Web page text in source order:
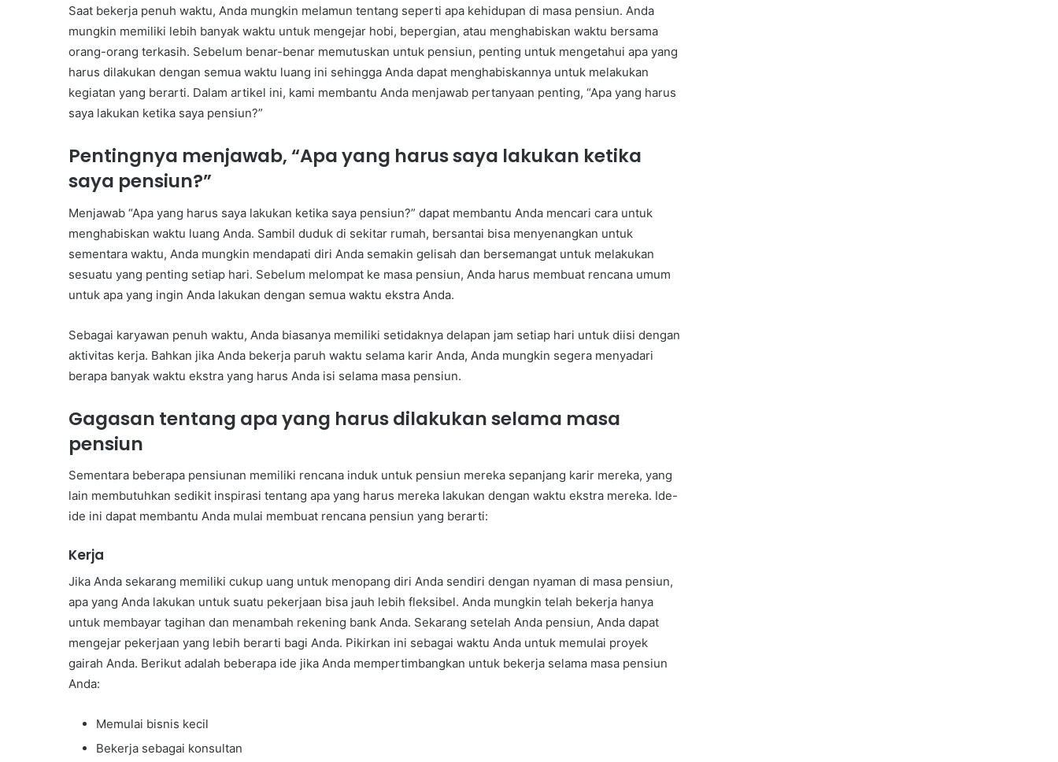
Saat bekerja penuh waktu, Anda mungkin melamun tentang seperti apa kehidupan di masa pensiun. Anda
mungkin memiliki lebih banyak waktu untuk mengejar hobi, bepergian, atau menghabiskan waktu bersama
orang-orang terkasih. Sebelum benar-benar memutuskan untuk pensiun, penting untuk mengetahui apa yang
harus dilakukan dengan semua waktu luang ini sehingga Anda dapat menghabiskannya untuk melakukan
kegiatan yang berarti. Dalam artikel ini, kami membantu Anda menjawab pertanyaan penting, “Apa yang harus
saya lakukan ketika saya pensiun?”
Pentingnya menjawab, “Apa yang harus saya lakukan ketika
saya pensiun?”
Menjawab “Apa yang harus saya lakukan ketika saya pensiun?” dapat membantu Anda mencari cara untuk
menghabiskan waktu luang Anda. Sambil duduk di sekitar rumah, bersantai bisa menyenangkan untuk
sementara waktu, Anda mungkin mendapati diri Anda semakin gelisah dan bersemangat untuk melakukan
sesuatu yang penting setiap hari. Sebelum melompat ke masa pensiun, Anda harus membuat rencana umum
untuk apa yang ingin Anda lakukan dengan semua waktu ekstra Anda.
Sebagai karyawan penuh waktu, Anda biasanya memiliki setidaknya delapan jam setiap hari untuk diisi dengan
aktivitas kerja. Bahkan jika Anda bekerja paruh waktu selama karir Anda, Anda mungkin segera menyadari
berapa banyak waktu ekstra yang harus Anda isi selama masa pensiun.
Gagasan tentang apa yang harus dilakukan selama masa
pensiun
Sementara beberapa pensiunan memiliki rencana induk untuk pensiun mereka sepanjang karir mereka, yang
lain membutuhkan sedikit inspirasi tentang apa yang harus mereka lakukan dengan waktu ekstra mereka. Ide-
ide ini dapat membantu Anda mulai membuat rencana pensiun yang berarti:
Kerja
Jika Anda sekarang memiliki cukup uang untuk menopang diri Anda sendiri dengan nyaman di masa pensiun,
apa yang Anda lakukan untuk suatu pekerjaan bisa jauh lebih fleksibel. Anda mungkin telah bekerja hanya
untuk membayar tagihan dan menambah rekening bank Anda. Sekarang setelah Anda pensiun, Anda dapat
mengejar pekerjaan yang lebih berarti bagi Anda. Pikirkan ini sebagai waktu Anda untuk memulai proyek
gairah Anda. Berikut adalah beberapa ide jika Anda mempertimbangkan untuk bekerja selama masa pensiun
Anda:
Memulai bisnis kecil
Bekerja sebagai konsultan